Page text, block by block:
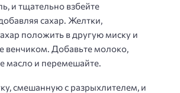
и тщательно взбейте
сахар. Желтки,
положить в другую миску и
венчиком. Добавьте молоко,
масло и перемешайте.
смешанную с разрыхлителем, и